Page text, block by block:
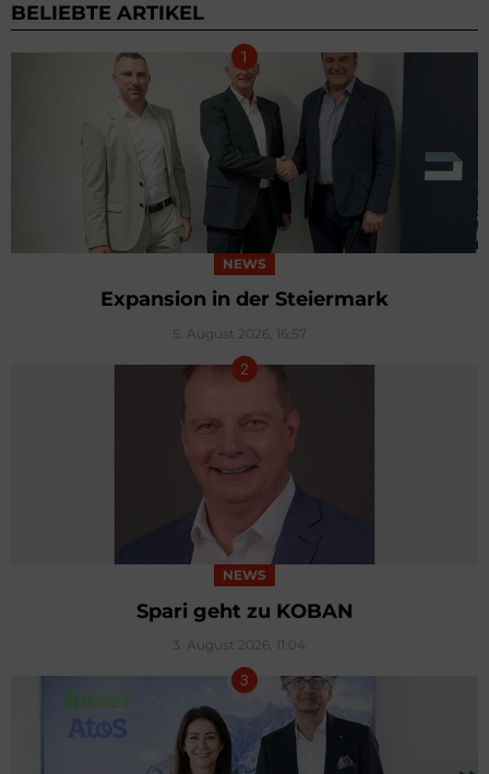
BELIEBTE ARTIKEL
NEWS
Expansion in der Steiermark
5. August 2026, 16:57
NEWS
Spari geht zu KOBAN
3. August 2026, 11:04